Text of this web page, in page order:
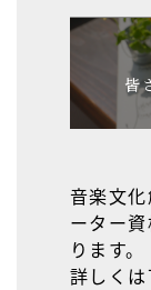
皆
音楽文
ーター
ります。
詳しくは